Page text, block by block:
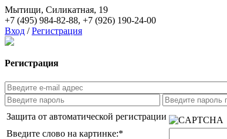
Мытищи, Силикатная, 19
+7 (495) 984-82-88, +7 (926) 190-24-00
Вход / Регистрация
Регистрация
Защита от автоматической регистрации
Введите слово на картинке:*